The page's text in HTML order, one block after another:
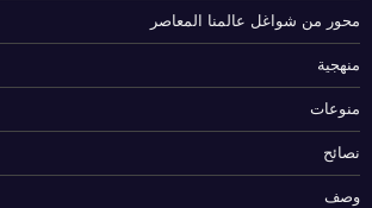
محور من شواغل عالمنا المعاصر
منهجية
منوعات
نصائح
وصف